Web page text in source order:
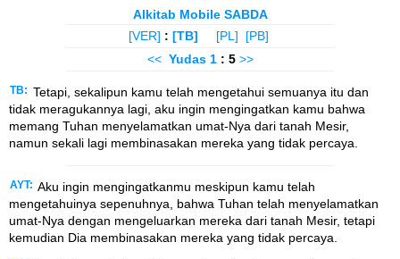
Alkitab Mobile SABDA
[VER] : [TB] [PL]
[PB]
<< Yudas 1 : 5 >>
TB: Tetapi, sekalipun kamu telah mengetahui semuanya itu dan
tidak meragukannya lagi, aku ingin mengingatkan kamu bahwa
memang Tuhan menyelamatkan umat-Nya dari tanah Mesir,
namun sekali lagi membinasakan mereka yang tidak percaya.
AYT: Aku ingin mengingatkanmu meskipun kamu telah
mengetahuinya sepenuhnya, bahwa Tuhan telah menyelamatkan
umat-Nya dengan mengeluarkan mereka dari tanah Mesir, tetapi
kemudian Dia membinasakan mereka yang tidak percaya.